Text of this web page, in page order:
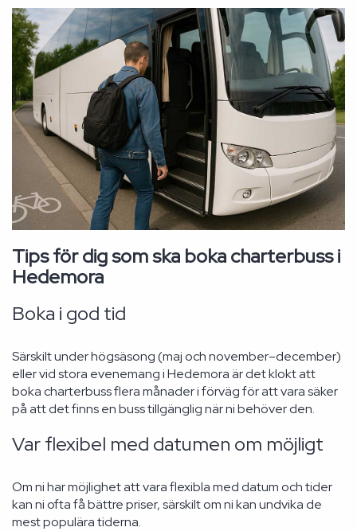
Tips för dig som ska boka charterbuss i
Hedemora
Boka i god tid
Särskilt under högsäsong (maj och november–december)
eller vid stora evenemang i Hedemora är det klokt att
boka charterbuss flera månader i förväg för att vara säker
på att det finns en buss tillgänglig när ni behöver den.
Var flexibel med datumen om möjligt
Om ni har möjlighet att vara flexibla med datum och tider
kan ni ofta få bättre priser, särskilt om ni kan undvika de
mest populära tiderna.